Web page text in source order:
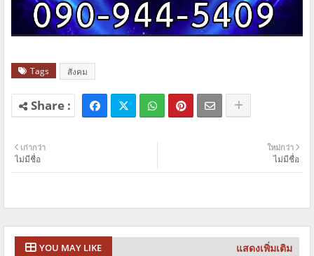
Tags สังคม
ใหม่กว่า
ไม่มีชื่อ
เก่ากว่า
ไม่มีชื่อ
YOU MAY LIKE แสดงเพิ่มเติม